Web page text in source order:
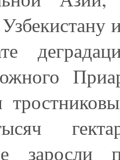
заросли